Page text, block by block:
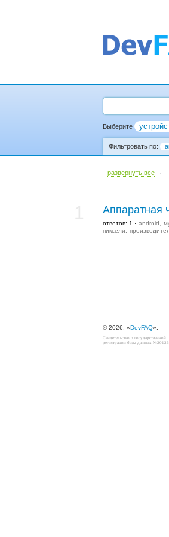
Выберите
Фильтровать по:
развернуть все ·
Аппаратная
ответов: 1 android
пиксели
© 2026, «DevFAQ».
Свидетельство о государственной
регистрации базы данных